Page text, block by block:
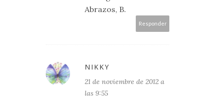
Abrazos, B.
Responder
NIKKY
21 de noviembre de 2012 a
las 9:55